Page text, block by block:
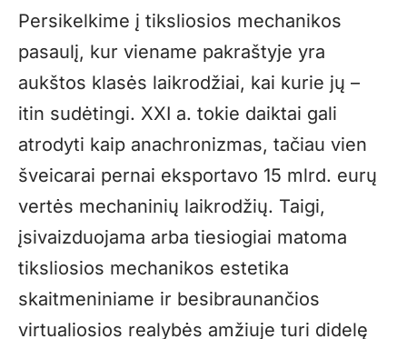
Persikelkime į tiksliosios mechanikos
pasaulį, kur viename pakraštyje yra
aukštos klasės laikrodžiai, kai kurie jų –
itin sudėtingi. XXI a. tokie daiktai gali
atrodyti kaip anachronizmas, tačiau vien
šveicarai pernai eksportavo 15 mlrd. eurų
vertės mechaninių laikrodžių. Taigi,
įsivaizduojama arba tiesiogiai matoma
tiksliosios mechanikos estetika
skaitmeniniame ir besibraunančios
virtualiosios realybės amžiuje turi didelę